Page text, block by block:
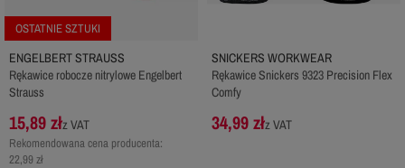
OSTATNIE SZTUKI
ENGELBERT STRAUSS
Rękawice robocze nitrylowe Engelbert
Strauss
15,89 złz VAT
Rekomendowana cena producenta:
22,99 zł
SNICKERS WORKWEAR
Rękawice Snickers 9323 Precision Flex
Comfy
34,99 złz VAT